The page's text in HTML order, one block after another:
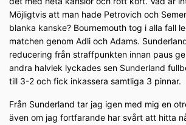
Möjligtvis att man hade Petrovich och
blanka kanske? Bournemouth tog i alla fall
matchen genom Adli och Adams.
reducering från straffpunkten innan paus
andra halvlek lyckades sen Sunderland
till 3-2 och fick inkassera samtliga 3 pinnar.
Från Sunderland tar jag igen med mig en
även om jag fortfarande har svårt att hitta